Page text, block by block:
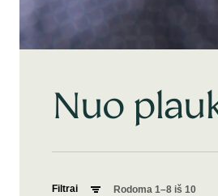
Nuo
Filtrai Rodoma 1–8 iš 10